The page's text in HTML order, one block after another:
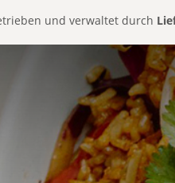
und verwaltet durch